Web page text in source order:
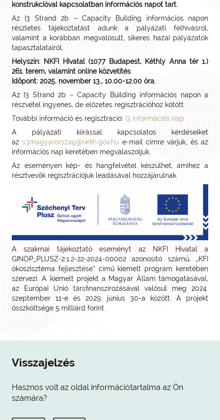
konstrukcióval kapcsolatban információs napot tart.
Az I3 Strand 2b – Capacity Building információs napon
részletes tájékoztatást adunk a pályázati felhívásról,
valamint a korábban megvalósult, sikeres hazai pályázatok
tapasztalatairól.
Helyszín: NKFI Hivatal (1077 Budapest, Kéthly Anna tér 1.)
261. terem, valamint online közvetítés
Időpont: 2025. november 13., 10.00-12.00 óra.
Az I3 Strand 2b – Capacity Building információs napon a
részvétel ingyenes, de előzetes regisztrációhoz kötött.
További információ és regisztráció: I3 információs nap
A pályázati kiírással kapcsolatos kérdéseiket
azs3magyarorszag@nkfih.gov.hu e-mail címre várjuk, és az
információs nap keretében megválaszoljuk.
Az eseményen kép- és hangfelvétel készülhet, amihez a
résztvevők regisztrációjuk leadásával hozzájárulnak.
A szakmai tájékoztató eseményt az NKFI Hivatal a
GINOP_PLUSZ-2.1.2-22-2024-00002 azonosító számú, „KFI
ökoszisztéma fejlesztése” című kiemelt program keretében
szervezi. A kiemelt projekt a Magyar Állam támogatásával,
az Európai Unió társfinanszírozásával valósul meg 2024.
szeptember 11-e és 2029. június 30-a között. A projekt
összköltsége 5 milliárd forint.
Visszajelzés
Hasznos volt az oldal információtartalma az Ön
számára?